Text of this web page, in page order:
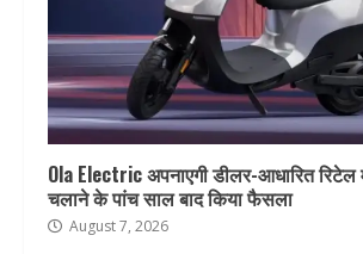
Ola Electric अपनाएगी डीलर-आधारित
चलाने के पांच साल बाद किया फैसला
August 7, 2026